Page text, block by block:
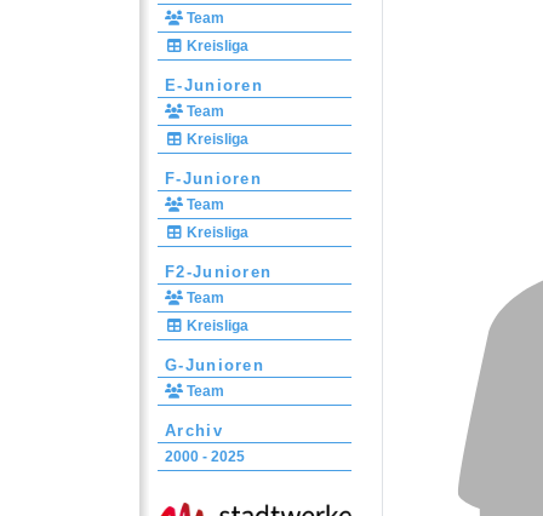
Team
Kreisliga
E-Junioren
Team
Kreisliga
F-Junioren
Team
Kreisliga
F2-Junioren
Team
Kreisliga
G-Junioren
Team
Archiv
2000 - 2025